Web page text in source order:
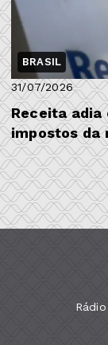
BRASIL
31/07/2026
Receita adia
impostos